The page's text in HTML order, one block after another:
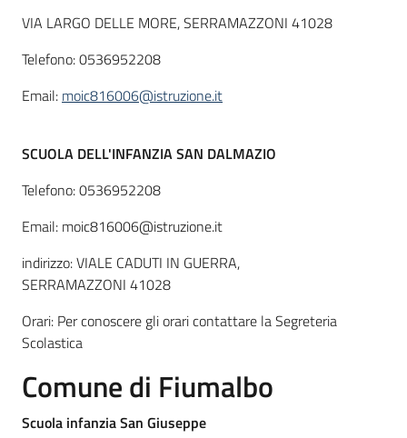
VIA LARGO DELLE MORE, SERRAMAZZONI 41028
Telefono: 0536952208
Email: moic816006@istruzione.it
SCUOLA DELL'INFANZIA SAN DALMAZIO
Telefono: 0536952208
Email: moic816006@istruzione.it
indirizzo: VIALE CADUTI IN GUERRA,
SERRAMAZZONI 41028
Orari: Per conoscere gli orari contattare la Segreteria
Scolastica
Comune di Fiumalbo
Scuola infanzia San Giuseppe